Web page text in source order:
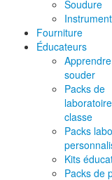
Soudure
Fourniture
Éducateurs
souder
Packs de
classe
Packs
Kits
Packs de